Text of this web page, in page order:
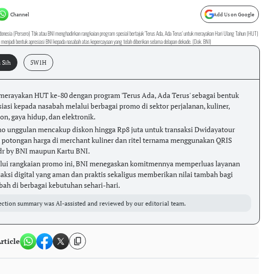
Channel Add Us on Google
(Persero) Tbk atau BNI menghadirkan rangkaian program spesial bertajuk 'Terus Ada, Ada Terus' untuk merayakan Hari Ulang Tahun (HUT)
bentuk apresiasi BNI kepada nasabah atas kepercayaan yang telah diberikan selama delapan dekade. (Dok. BNI)
Sih 5W1H
HUT ke-80 dengan program 'Terus Ada, Ada Terus' sebagai bentuk
kepada nasabah melalui berbagai promo di sektor perjalanan, kuliner,
gaya hidup, dan elektronik.
unggulan mencakup diskon hingga Rp8 juta untuk transaksi Dwidayatour
potongan harga di merchant kuliner dan ritel ternama menggunakan QRIS
by BNI maupun Kartu BNI.
rangkaian promo ini, BNI menegaskan komitmennya memperluas layanan
digital yang aman dan praktis sekaligus memberikan nilai tambah bagi
di berbagai kebutuhan sehari-hari.
summary was AI-assisted and reviewed by our editorial team.